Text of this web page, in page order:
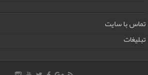
تماس با سایت
تبلیغات